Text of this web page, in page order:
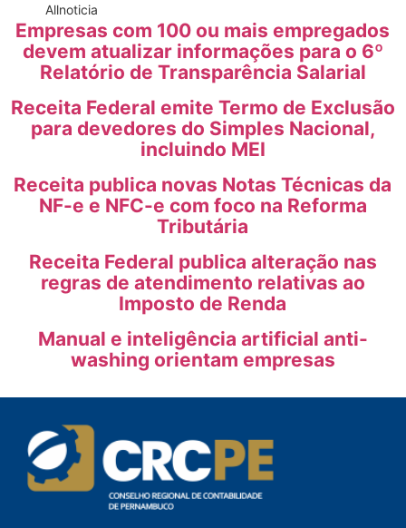
Allnoticia
Empresas com 100 ou mais empregados
devem atualizar informações para o 6º
Relatório de Transparência Salarial
Receita Federal emite Termo de Exclusão
para devedores do Simples Nacional,
incluindo MEI
Receita publica novas Notas Técnicas da
NF-e e NFC-e com foco na Reforma
Tributária
Receita Federal publica alteração nas
regras de atendimento relativas ao
Imposto de Renda
Manual e inteligência artificial anti-
washing orientam empresas